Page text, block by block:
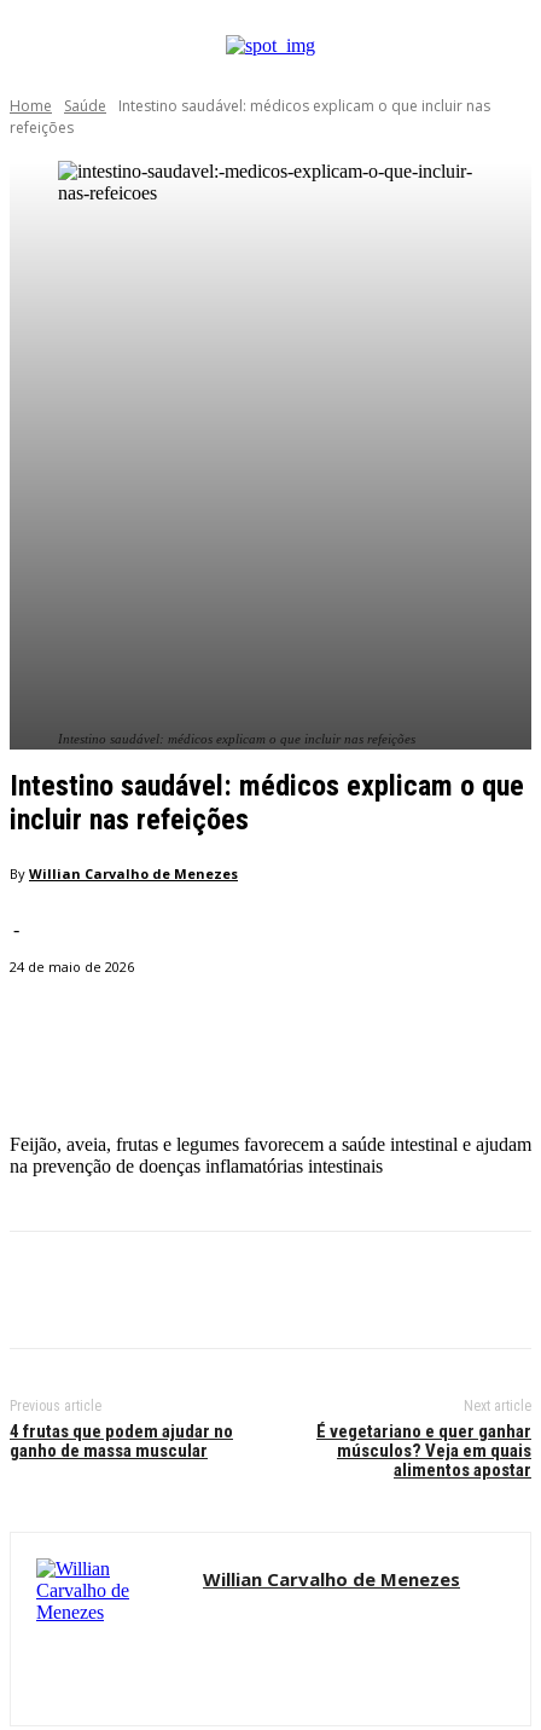
Home Saúde
Intestino saudável: médicos explicam o que incluir nas
refeições
Intestino saudável: médicos explicam o que incluir nas refeições
Intestino saudável: médicos explicam o que
incluir nas refeições
By Willian Carvalho de Menezes
-
24 de maio de 2026
Feijão, aveia, frutas e legumes favorecem a saúde intestinal e ajudam
na prevenção de doenças inflamatórias intestinais
Previous article
4 frutas que podem ajudar no
ganho de massa muscular
Next article
É vegetariano e quer ganhar
músculos? Veja em quais
alimentos apostar
Willian Carvalho de Menezes